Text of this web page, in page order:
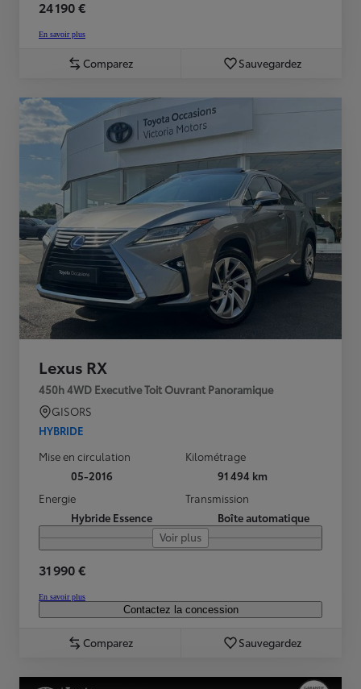
24 190 €
En savoir plus
Comparez Sauvegardez
Lexus RX
450h 4WD Executive Toit Ouvrant Panoramique
GISORS
HYBRIDE
Mise en circulation
05-2016
Kilométrage
91 494 km
Energie
Hybride Essence
Transmission
Boîte automatique
Voir plus
31 990 €
En savoir plus
Contactez la concession
Comparez Sauvegardez